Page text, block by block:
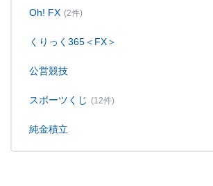
Oh! FX (2件)
くりっく365＜FX＞
公営競技
スポーツくじ (12件)
純金積立